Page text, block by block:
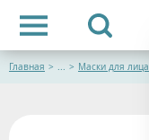
Главная > ... > Маски для лица